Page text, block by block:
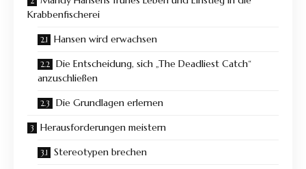
Krabbenfischerei
Hansen wird erwachsen
Die Entscheidung, sich „The Deadliest Catch“
anzuschließen
Die Grundlagen erlernen
Herausforderungen meistern
Stereotypen brechen